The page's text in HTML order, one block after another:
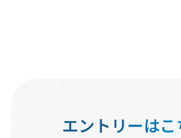
エントリーはこ